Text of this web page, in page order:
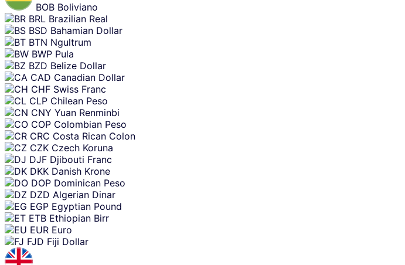
BOB Boliviano
BRL Brazilian Real
BSD Bahamian Dollar
BTN Ngultrum
BWP Pula
BZD Belize Dollar
CAD Canadian Dollar
CHF Swiss Franc
CLP Chilean Peso
CNY Yuan Renminbi
COP Colombian Peso
CRC Costa Rican Colon
CZK Czech Koruna
DJF Djibouti Franc
DKK Danish Krone
DOP Dominican Peso
DZD Algerian Dinar
EGP Egyptian Pound
ETB Ethiopian Birr
EUR Euro
FJD Fiji Dollar